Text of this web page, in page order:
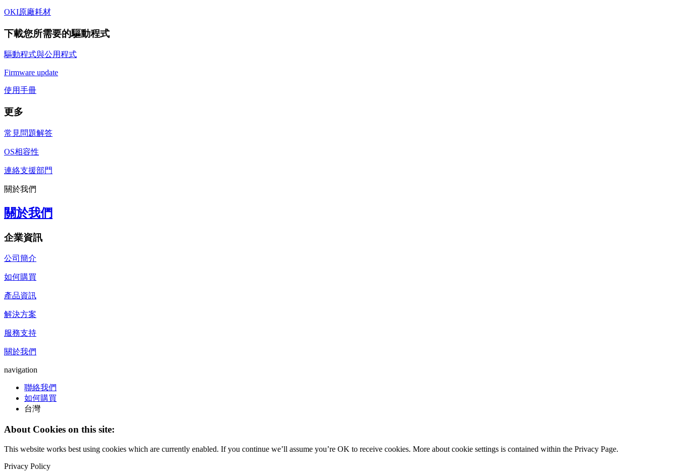
OKI原廠耗材
下載您所需要的驅動程式
驅動程式與公用程式
Firmware update
使用手冊
更多
常見問題解答
OS相容性
連絡支援部門
關於我們
關於我們
企業資訊
公司簡介
如何購買
產品資訊
解決方案
服務支持
關於我們
navigation
聯絡我們
如何購買
台灣
About Cookies on this site:
This website works best using cookies which are currently enabled. If you continue we’ll assume you’re OK to receive cookies. More about cookie settings is contained within the Privacy Page.
Privacy Policy